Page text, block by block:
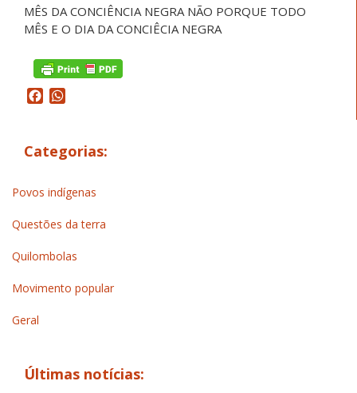
MÊS DA CONCIÊNCIA NEGRA NÃO PORQUE TODO
MÊS E O DIA DA CONCIÊCIA NEGRA
Facebook
Categorias:
Povos indígenas
Questões da terra
Quilombolas
Movimento popular
Geral
Últimas notícias: